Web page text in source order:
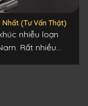
(Tư Vấn Thật)
nhiễu loạn
Rất nhiều...